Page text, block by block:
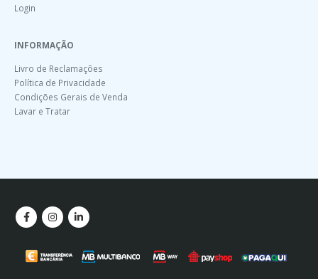
Login
INFORMAÇÃO
Livro de Reclamações
Política de Privacidade
Condições Gerais de Venda
Lavar e Tratar